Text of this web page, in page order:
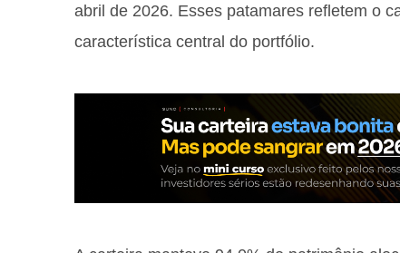
abril de 2026. Esses patamares refletem o
característica central do portfólio.